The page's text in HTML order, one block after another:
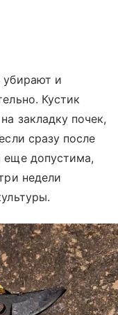
убирают и
Кустик
закладку почек,
сразу после
еще допустима,
недели